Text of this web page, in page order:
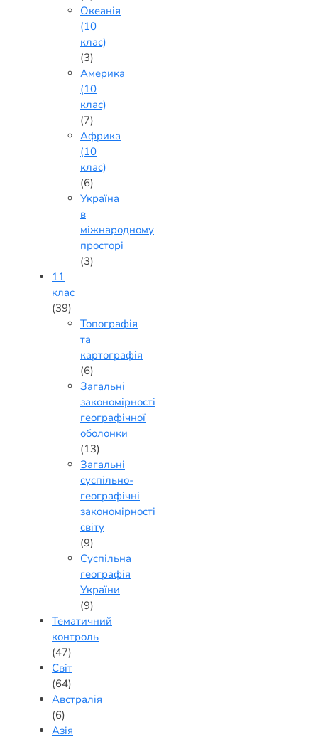
Океанія
(10
клас)
(3)
Америка
(10
клас)
(7)
Африка
(10
клас)
(6)
Україна
в
міжнародному
просторі
(3)
11
клас
(39)
Топографія
та
картографія
(6)
Загальні
закономірності
географічної
оболонки
(13)
Загальні
суспільно-
географічні
закономірності
світу
(9)
Суспільна
географія
України
(9)
Тематичний
контроль
(47)
Світ
(64)
Австралія
(6)
Азія